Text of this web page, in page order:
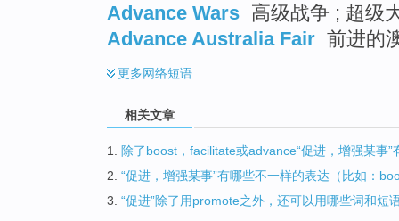
Advance Wars 高级战争 ; 超级
Advance Australia Fair 前进的
更多网络短语
相关文章
1.
除了boost，facilitate或advance“促进，增强某事
2. “促进，增强某事”有哪些不一样的表达（比如：
3. “促进”除了用promote之外，还可以用哪些词和短